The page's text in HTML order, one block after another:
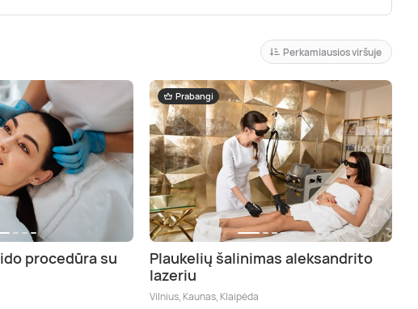
Perkamiausios viršuje
procedūra su
Prabangi
Plaukelių šalinimas aleksandrito
lazeriu
Vilnius, Kaunas, Klaipėda